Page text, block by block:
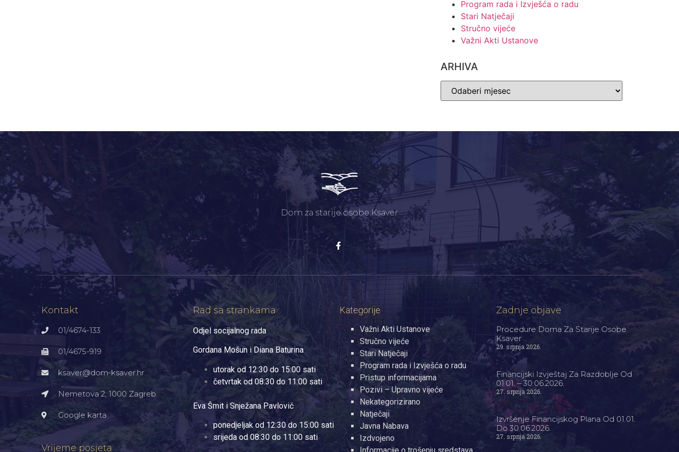
Program rada i Izvješća o radu
Stari Natječaji
Stručno vijeće
Važni Akti Ustanove
ARHIVA
Dom za starije osobe Ksaver
Kontakt
01/4674-133
01/4675-919
ksaver@dom-ksaver.hr
Nemetova 2, 1000 Zagreb​
Google karta
Vrijeme posjeta
Rad sa strankama
Odjel socijalnog rada
Gordana Mošun i Diana Baturina
utorak od 12:30 do 15:00 sati
četvrtak od 08:30 do 11:00 sati
Eva Šmit i Snježana Pavlović
ponedjeljak od 12:30 do 15:00 sati
srijeda od 08:30 do 11:00 sati
Kategorije
Važni Akti Ustanove
Stručno vijeće
Stari Natječaji
Program rada i Izvješća o radu
Pristup informacijama
Pozivi – Upravno vijeće
Nekategorizirano
Natječaji
Javna Nabava
Izdvojeno
Zadnje objave
Procedure Doma Za Starije Osobe
Ksaver
29. srpnja 2026.
Financijski Izvještaj Za Razdoblje Od
01.01. – 30.06.2026.
27. srpnja 2026.
Izvršenje Financijskog Plana Od 01.01.
Do 30.06.2026.
27. srpnja 2026.